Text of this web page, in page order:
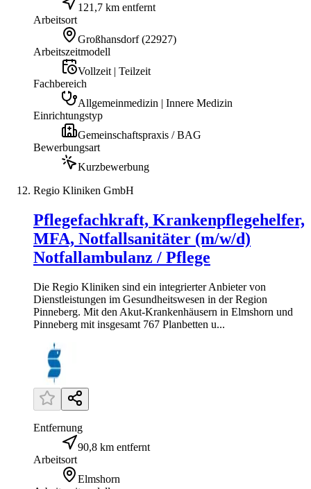
121,7 km entfernt
Arbeitsort
Großhansdorf (22927)
Arbeitszeitmodell
Vollzeit | Teilzeit
Fachbereich
Allgemeinmedizin | Innere Medizin
Einrichtungstyp
Gemeinschaftspraxis / BAG
Bewerbungsart
Kurzbewerbung
Regio Kliniken GmbH
Pflegefachkraft, Krankenpflegehelfer,
MFA, Notfallsanitäter (m/w/d)
Notfallambulanz / Pflege
Die Regio Kliniken sind ein integrierter Anbieter von
Dienstleistungen im Gesundheitswesen in der Region
Pinneberg. Mit den Akut-Krankenhäusern in Elmshorn und
Pinneberg mit insgesamt 767 Planbetten u...
Entfernung
90,8 km entfernt
Arbeitsort
Elmshorn